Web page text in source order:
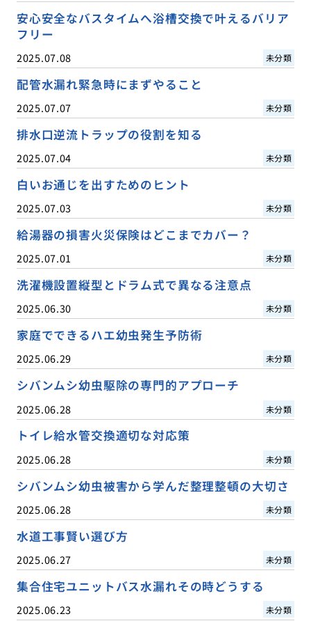
安心安全なバスタイムへ浴槽交換で叶えるバリア
フリー
2025.07.08 未分類
配管水漏れ緊急時にまずやること
2025.07.07 未分類
排水口逆流トラップの役割を知る
2025.07.04 未分類
白いお通じを出すためのヒント
2025.07.03 未分類
給湯器の損害火災保険はどこまでカバー？
2025.07.01 未分類
洗濯機設置縦型とドラム式で異なる注意点
2025.06.30 未分類
家庭でできるハエ幼虫発生予防術
2025.06.29 未分類
シバンムシ幼虫駆除の専門的アプローチ
2025.06.28 未分類
トイレ給水管交換適切な対応策
2025.06.28 未分類
シバンムシ幼虫被害から学んだ整理整頓の大切さ
2025.06.28 未分類
水道工事賢い選び方
2025.06.27 未分類
集合住宅ユニットバス水漏れその時どうする
2025.06.23 未分類